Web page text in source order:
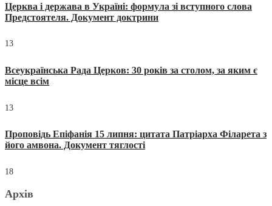
Церква і держава в Україні: формула зі вступного слова
Предстоятеля. Документ доктрини
13
Всеукраїнська Рада Церков: 30 років за столом, за яким є
місце всім
13
Проповідь Епіфанія 15 липня: цитата Патріарха Філарета з
його амвона. Документ тяглості
18
Архів